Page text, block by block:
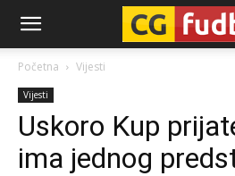
CG-
Fudbal
Početna Vijesti
Vijesti
Uskoro Kup
ima jednog